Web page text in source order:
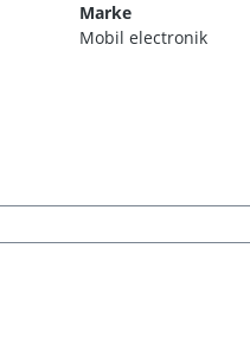
Marke
Mobil electronik